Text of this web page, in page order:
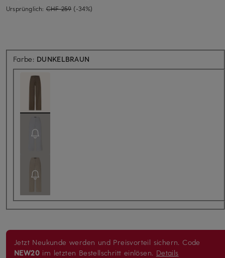
Ursprünglich: CHF 259 (-34%)
Farbe: DUNKELBRAUN
Jetzt Neukunde werden und Preisvorteil sichern. Code
NEW20 im letzten Bestellschritt einlösen. Details